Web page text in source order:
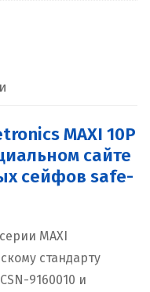
MAXI 10P
сайте
сейфов safe-
MAXI
стандарту
9160010 и